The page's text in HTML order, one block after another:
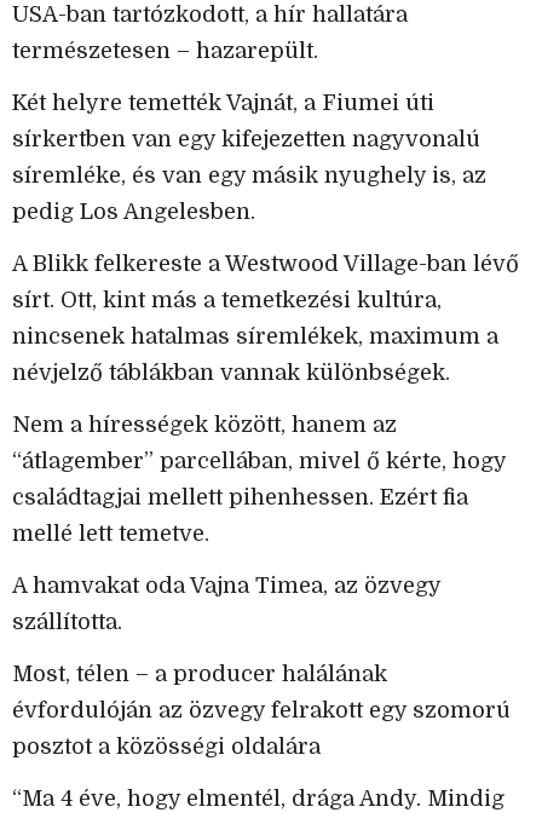
USA-ban tartózkodott, a hír hallatára
természetesen – hazarepült.
Két helyre temették Vajnát, a Fiumei úti
sírkertben van egy kifejezetten nagyvonalú
síremléke, és van egy másik nyughely is, az
pedig Los Angelesben.
A Blikk felkereste a Westwood Village-ban lévő
sírt. Ott, kint más a temetkezési kultúra,
nincsenek hatalmas síremlékek, maximum a
névjelző táblákban vannak különbségek.
Nem a hírességek között, hanem az
“átlagember” parcellában, mivel ő kérte, hogy
családtagjai mellett pihenhessen. Ezért fia
mellé lett temetve.
A hamvakat oda Vajna Timea, az özvegy
szállította.
Most, télen – a producer halálának
évfordulóján az özvegy felrakott egy szomorú
posztot a közösségi oldalára
“Ma 4 éve, hogy elmentél, drága Andy. Mindig